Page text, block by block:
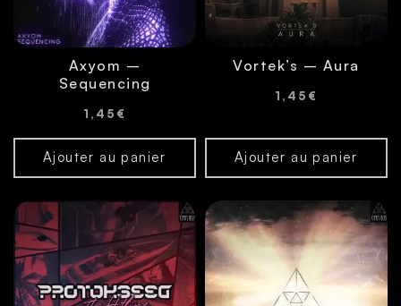
Axyom –
Sequencing
1,45 €
Ajouter au panier
Vortek’s – Aura
1,45 €
Ajouter au panier